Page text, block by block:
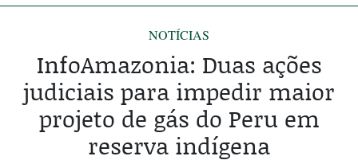
NOTÍCIAS
InfoAmazonia: Duas ações
judiciais para impedir maior
projeto de gás do Peru em
reserva indígena